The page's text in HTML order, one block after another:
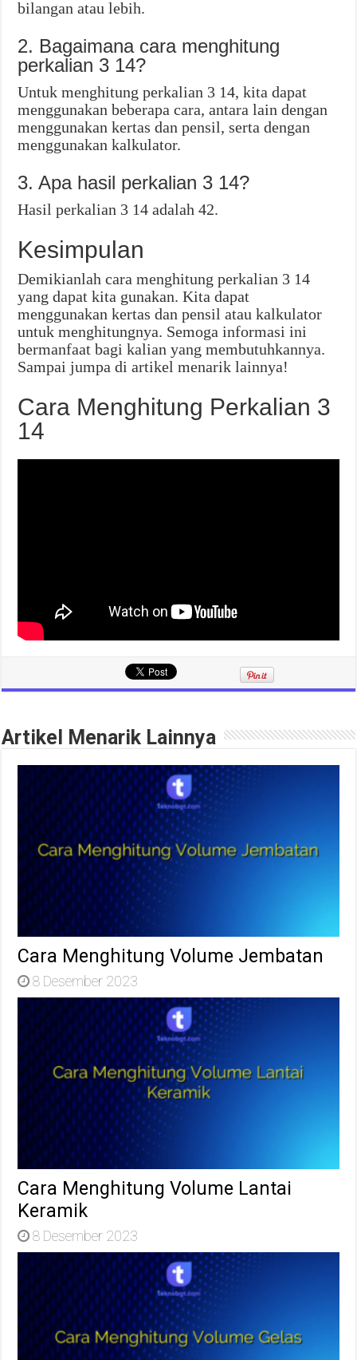
bilangan atau lebih.
2. Bagaimana cara menghitung
perkalian 3 14?
Untuk menghitung perkalian 3 14, kita dapat
menggunakan beberapa cara, antara lain dengan
menggunakan kertas dan pensil, serta dengan
menggunakan kalkulator.
3. Apa hasil perkalian 3 14?
Hasil perkalian 3 14 adalah 42.
Kesimpulan
Demikianlah cara menghitung perkalian 3 14
yang dapat kita gunakan. Kita dapat
menggunakan kertas dan pensil atau kalkulator
untuk menghitungnya. Semoga informasi ini
bermanfaat bagi kalian yang membutuhkannya.
Sampai jumpa di artikel menarik lainnya!
Cara Menghitung Perkalian 3
14
Artikel Menarik Lainnya
Cara Menghitung Volume Jembatan
8 Desember 2023
Cara Menghitung Volume Lantai
Keramik
8 Desember 2023